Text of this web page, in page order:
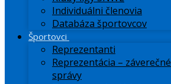
Individuálni členovia
Databáza športovcov
Športovci
Reprezentanti
Reprezentácia – záverečné
správy